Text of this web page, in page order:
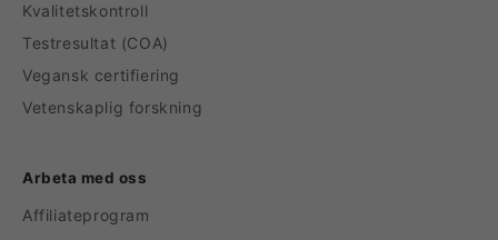
Kvalitetskontroll
Testresultat (COA)
Vegansk certifiering
Vetenskaplig forskning
Arbeta med oss
Affiliateprogram